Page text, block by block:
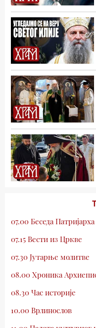
07.00 Беседа
07.15 Вести из Цркве
07.30 Јутарње молитве
08.00 Хроника
08.30 Час историје
10.00 Врлинослов